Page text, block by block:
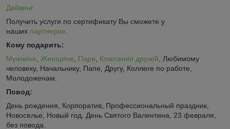
Дайвинг
Получить услуги по сертификату Вы сможете у
наших партнеров
Кому подарить:
Мужчине
Женщине Паре Компании друзей , Любимому
человеку, Начальнику, Папе, Другу, Коллеге по работе,
Молодоженам.
Повод:
День рождения, Корпоратив, Профессиональный праздник,
Новоселье, Новый год, День Святого Валентина, 23 февраля,
без повода.